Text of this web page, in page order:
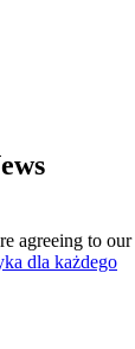
agreeing to our